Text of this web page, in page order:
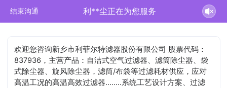
结束沟通 利**尘正在为您服务
欢迎您咨询新乡市利菲尔特滤器股份有限公司 股票代码：
837936，主营产品：自洁式空气过滤器、滤筒除尘器、袋
式除尘器、旋风除尘器，滤筒/布袋等过滤耗材供应，应对
高温工况的高温高效过滤器........系统工艺设计方案、过滤